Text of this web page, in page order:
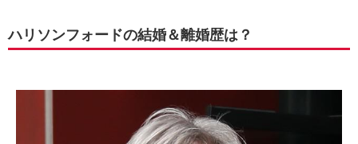
ハリソンフォードの結婚＆離婚歴は？